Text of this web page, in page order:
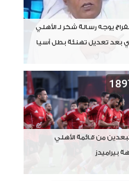
يوجه رسالة شكر لـ الأهلي
بعد تعديل تهنئة بطل آسيا
من قائمة الأهلي
بيراميدز